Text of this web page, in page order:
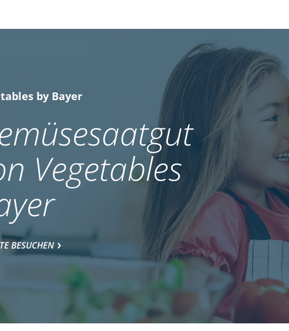
by Bayer
Vegetables
BESUCHEN